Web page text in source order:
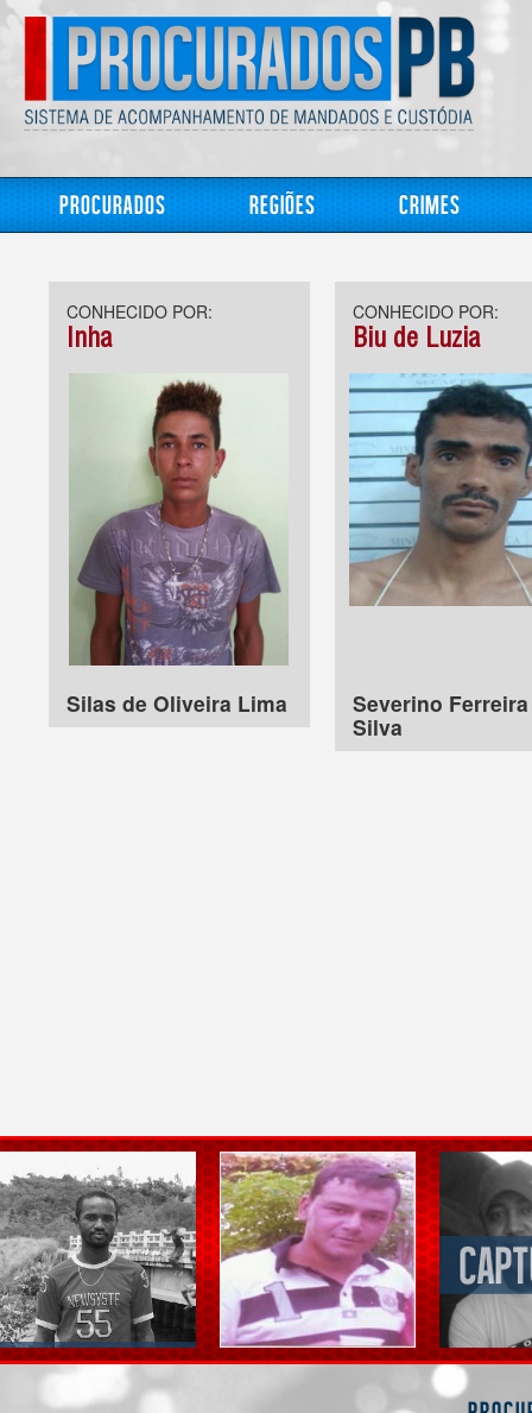
Procurados Regiões Crimes
CONHECIDO POR:
Inha
Silas de Oliveira Lima
CONHECIDO POR:
Biu de Luzia
Severino
Silva